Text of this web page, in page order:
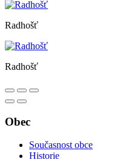
Radhošť
Radhošť
Obec
Současnost obce
Historie